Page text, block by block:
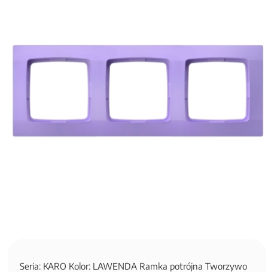
Seria: KARO Kolor: LAWENDA Ramka potrójna Tworzywo